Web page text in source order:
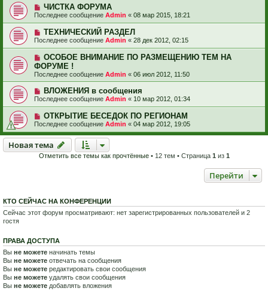
ЧИСТКА ФОРУМА
Последнее сообщение Admin « 08 мар 2015, 18:21
ТЕХНИЧЕСКИЙ РАЗДЕЛ
Последнее сообщение Admin « 28 дек 2012, 02:15
ОСОБОЕ ВНИМАНИЕ ПО РАЗМЕЩЕНИЮ ТЕМ НА
ФОРУМЕ !
Последнее сообщение Admin « 06 июл 2012, 11:50
ВЛОЖЕНИЯ в сообщения
Последнее сообщение Admin « 10 мар 2012, 01:34
ОТКРЫТИЕ БЕСЕДОК ПО РЕГИОНАМ
Последнее сообщение Admin « 04 мар 2012, 19:05
Новая тема
Новаятема
Отметить все темы как прочтённые• 12 тем • Страница 1из 1
Перейти
КТО СЕЙЧАС НА КОНФЕРЕНЦИИ
Сейчас этот форум просматривают: нет зарегистрированных пользователей и 2
гостя
ПРАВА ДОСТУПА
Вы не можете начинать темы
Вы не можете отвечать на сообщения
Вы не можете редактировать свои сообщения
Вы не можете удалять свои сообщения
Вы не можете добавлять вложения